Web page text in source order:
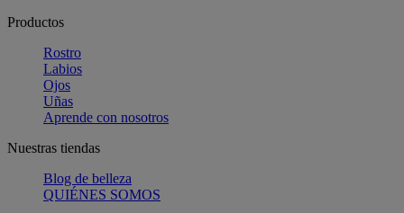
Productos
Rostro
Labios
Ojos
Uñas
Aprende con nosotros
Nuestras tiendas
Blog de belleza
QUIÉNES SOMOS